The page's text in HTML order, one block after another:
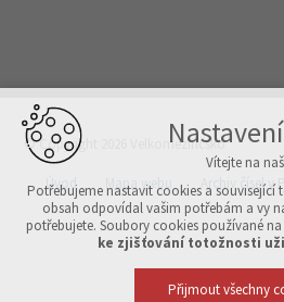
© Copyright 2026 Velkomeziříčsko
Úvod Mapa webu Archiv čísel v
Vítejte na
Potřebujeme nastavit cookies a
obsah odpovídal vašim potřebám a vy
potřebujete. Soubory cookies používané
ke zjišťování totožnosti
Přijmout všechny